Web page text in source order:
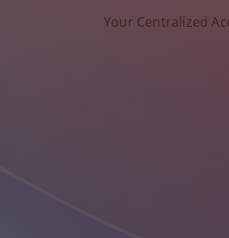
Your Centralized